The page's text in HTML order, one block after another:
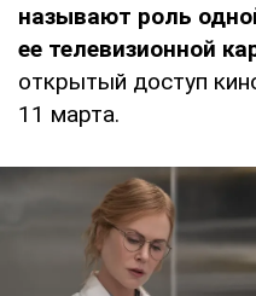
называют роль
ее телевизионной
открытый доступ
11 марта.